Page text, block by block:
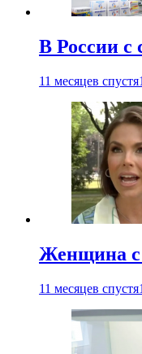
В России с
11 месяцев спустя
Женщина с
11 месяцев спустя